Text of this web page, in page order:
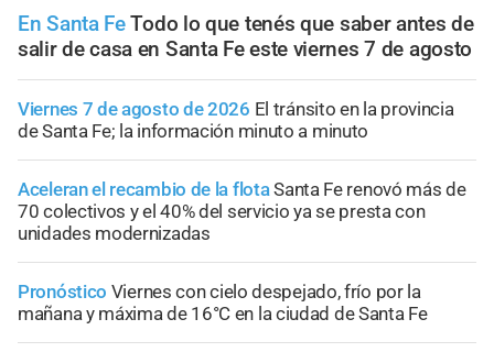
En Santa FeTodo lo que tenés que saber antes de
salir de casa en Santa Fe este viernes 7 de agosto
Viernes 7 de agosto de 2026 El tránsito en la provincia
de Santa Fe; la información minuto a minuto
Aceleran el recambio de la flotaSanta Fe renovó más de
70 colectivos y el 40% del servicio ya se presta con
unidades modernizadas
Pronóstico Viernes con cielo despejado, frío por la
mañana y máxima de 16°C en la ciudad de Santa Fe